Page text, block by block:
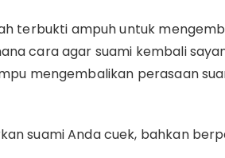
terbukti ampuh untuk
cara agar suami kembali
mengembalikan perasaan
suami Anda cuek, bahkan